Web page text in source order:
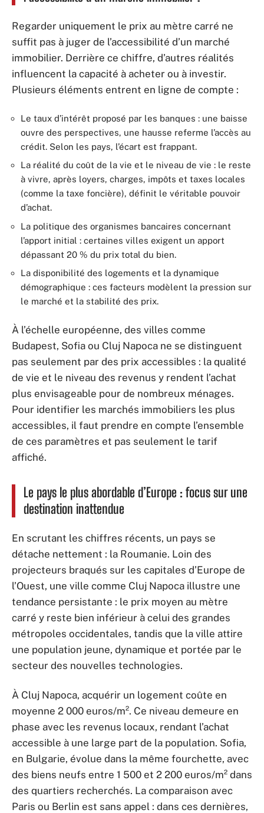
Regarder uniquement le prix au mètre carré ne
suffit pas à juger de l’accessibilité d’un marché
immobilier. Derrière ce chiffre, d’autres réalités
influencent la capacité à acheter ou à investir.
Plusieurs éléments entrent en ligne de compte :
Le taux d’intérêt proposé par les banques : une baisse
ouvre des perspectives, une hausse referme l’accès au
crédit. Selon les pays, l’écart est frappant.
La réalité du coût de la vie et le niveau de vie : le reste
à vivre, après loyers, charges, impôts et taxes locales
(comme la taxe foncière), définit le véritable pouvoir
d’achat.
La politique des organismes bancaires concernant
l’apport initial : certaines villes exigent un apport
dépassant 20 % du prix total du bien.
La disponibilité des logements et la dynamique
démographique : ces facteurs modèlent la pression sur
le marché et la stabilité des prix.
À l’échelle européenne, des villes comme
Budapest, Sofia ou Cluj Napoca ne se distinguent
pas seulement par des prix accessibles : la qualité
de vie et le niveau des revenus y rendent l’achat
plus envisageable pour de nombreux ménages.
Pour identifier les marchés immobiliers les plus
accessibles, il faut prendre en compte l’ensemble
de ces paramètres et pas seulement le tarif
affiché.
Le pays le plus abordable d’Europe : focus sur une
destination inattendue
En scrutant les chiffres récents, un pays se
détache nettement : la Roumanie. Loin des
projecteurs braqués sur les capitales d’Europe de
l’Ouest, une ville comme Cluj Napoca illustre une
tendance persistante : le prix moyen au mètre
carré y reste bien inférieur à celui des grandes
métropoles occidentales, tandis que la ville attire
une population jeune, dynamique et portée par le
secteur des nouvelles technologies.
À Cluj Napoca, acquérir un logement coûte en
moyenne 2 000 euros/m². Ce niveau demeure en
phase avec les revenus locaux, rendant l’achat
accessible à une large part de la population. Sofia,
en Bulgarie, évolue dans la même fourchette, avec
des biens neufs entre 1 500 et 2 200 euros/m² dans
des quartiers recherchés. La comparaison avec
Paris ou Berlin est sans appel : dans ces dernières,